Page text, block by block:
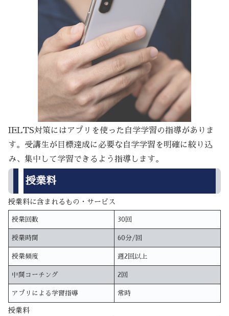
IELTS対策にはアプリを使った自学学習の指導がありま
す。受講生が目標達成に必要な自学学習を明確に絞り込
み、集中して学習できるよう指導します。
授業料
授業料に含まれるもの・サービス
授業回数 30回
授業時間 60分/回
授業頻度 週2回以上
中間コーチング 2回
アプリによる学習指導 常時
授業料